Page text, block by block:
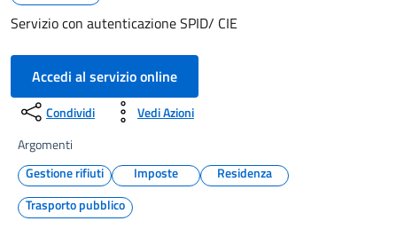
Servizio con autenticazione SPID/ CIE
Accedi al servizio online
Condividi
Vedi Azioni
Argomenti
Gestione rifiuti
Imposte
Residenza
Trasporto pubblico